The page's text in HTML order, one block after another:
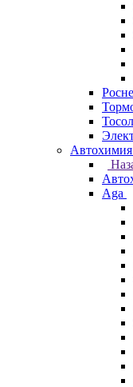
Тосол
Автохимия
Aga